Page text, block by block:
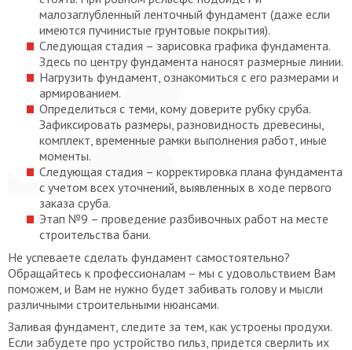
малозаглубленный ленточный фундамент (даже если
имеются пучинистые грунтовые покрытия).
Следующая стадия – зарисовка графика фундамента.
Здесь по центру фундамента наносят размерные линии.
Нагрузить фундамент, ознакомиться с его размерами и
армированием.
Определиться с теми, кому доверите рубку сруба.
Зафиксировать размеры, разновидность древесины,
комплект, временные рамки выполнения работ, иные
моменты.
Следующая стадия – корректировка плана фундамента
с учетом всех уточнений, выявленных в ходе первого
заказа сруба.
Этап №9 – проведение разбивочных работ на месте
строительства бани.
Не успеваете сделать фундамент самостоятельно?
Обращайтесь к профессионалам – мы с удовольствием Вам
поможем, и Вам не нужно будет забивать голову и мысли
различными строительными нюансами.
Заливая фундамент, следите за тем, как устроены продухи.
Если забудете про устройство гильз, придется сверлить их